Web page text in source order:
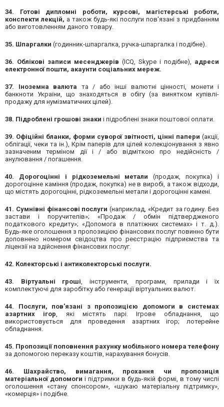
34. Готові дипломні роботи, курсові, магістерські роботи,
конспекти лекцій, а також будь-які послуги пов'язані з придбанням
або виготовленням даного товару.
35. Шпаргалки (годинник-шпаргалка, ручка-шпаргалка і подібне).
36. Облікові записи месенджерів (ICQ, Skype і подібне), адреси
електронної пошти, акаунти соціальних мереж.
37. Іноземна валюта та / або інші валютні цінності, монети і
банкноти України, що знаходяться в обігу (за винятком купівлі-
продажу для нумізматичних цілей).
38. Підроблені грошові знаки і підроблені знаки поштової оплати.
39. Офіційні бланки, форми суворої звітності, цінні папери (акції,
облігації, чеки та ін.), Крім паперів для цілей колекціонування з явно
зазначеним терміном дії і / або відміткою про недійсність /
анулювання / погашення.
40. Дорогоцінні і рідкоземельні метали (продаж, покупка) і
дорогоцінне каміння (продаж, покупка) не в виробі, а також відходи,
що містять дорогоцінні, рідкоземельні метали і дорогоцінні камені.
41. Сумнівні фінансові послуги (наприклад, «Кредит за годину. Без
застави і поручителів»; «Продаж / обмін підтвердженого
податкового кредиту»; «Допомога в платіжних системах» і т. д.).
Будь-яке оголошення з пропозицією фінансових послуг повинно бути
доповнено номером свідоцтва про реєстрацію підприємства та
ліцензії на здійснення фінансових послуг.
42. Колекторські і антиколекторські послуги.
43. Віртуальні гроші, інструменти, програми, прилади і їх
комплектуючі для заробітку або генерації віртуальних валют.
44. Послуги, пов'язані з пропозицією допомоги в системах
азартних ігор, які містять парі. Ігрове обладнання, що
використовується для проведення азартних ігор; лотерейне
обладнання.
45. Пропозиції поповнення рахунку мобільного номера телефону
за допомогою переказу коштів, нарахування бонусів.
46. ​​Шахрайство, вимагання, прохання чи пропозиція
матеріальної допомоги і підтримки в будь-якій формі, в тому числі
оголошення «стану спонсором», «шукаю матеріальну підтримку»,
«комерція» і подібне.